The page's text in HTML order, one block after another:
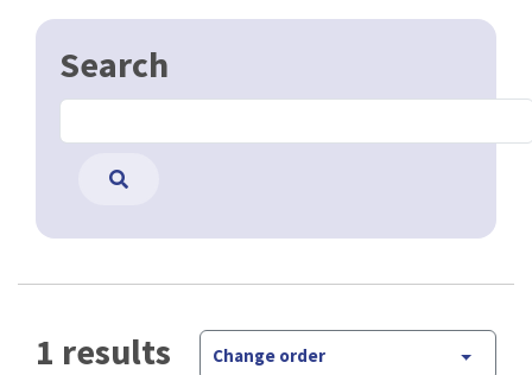
Search
1 results Change order